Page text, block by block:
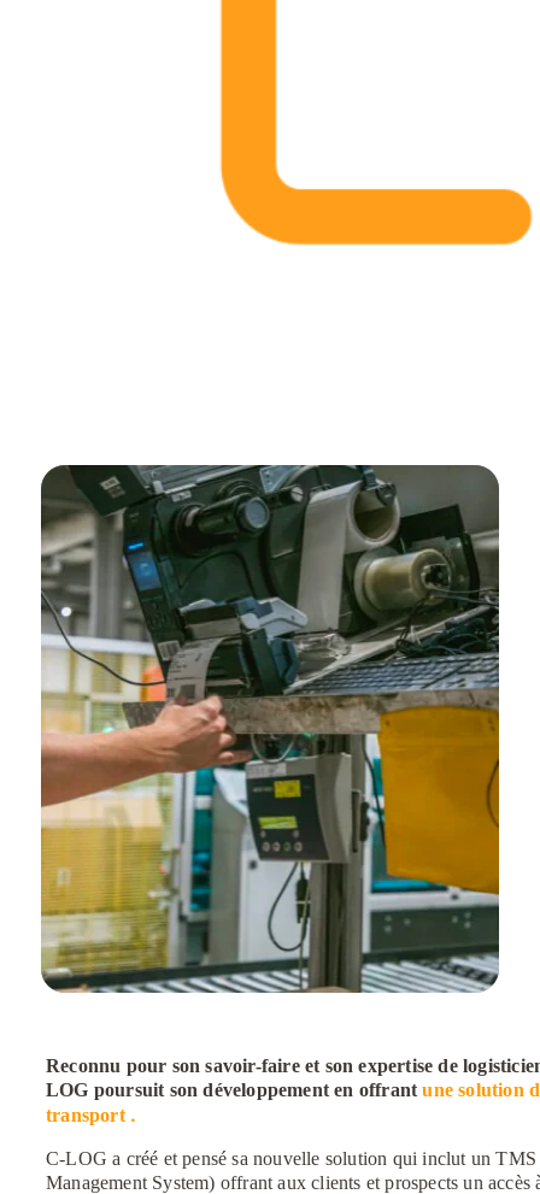
Reconnu pour son savoir-faire et son expertise de
LOG poursuit son développement en offrantune solution
transport .
C-LOG a créé et pensé sa nouvelle solution qui inclut un TMS
Management System) offrant aux clients et prospects un accès